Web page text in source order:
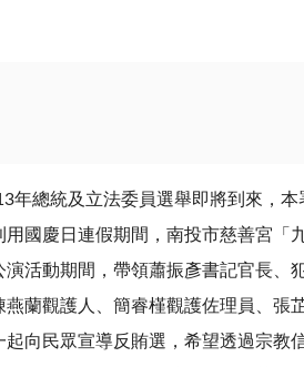
總統及立法委員選舉即將到來，本
用國慶日連假期間，南投市慈善宮「
演活動期間，帶領蕭振彥書記官長、
燕蘭觀護人、簡睿槿觀護佐理員、張
起向民眾宣導反賄選，希望透過宗教